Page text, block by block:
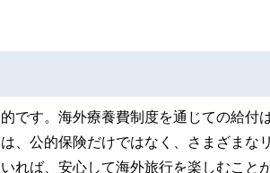
です。海外療養費制度を通じての給付
、公的保険だけではなく、さまざまな
れば、安心して海外旅行を楽しむこと